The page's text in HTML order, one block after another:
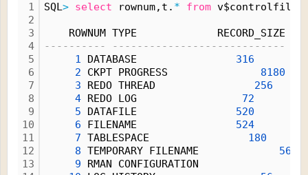
1
2
3
4
5
6
7
8
9
10
11
12
13
SQL> select rownum,t. * from
ROWNUM TYPE             RECORD_SIZE
---------- ----------------------------
1 DATABASE 316
2 CKPT PROGRESS 8180
3 REDO THREAD 256
4 REDO LOG 72
5 DATAFILE 520
6 FILENAME 524
7 TABLESPACE 180
8 TEMPORARY FILENAME 56
9 RMAN CONFIGURATION